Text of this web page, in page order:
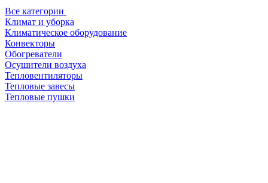
Все категории
Климат и уборка
Климатическое оборудование
Конвекторы
Обогреватели
Осушители воздуха
Тепловентиляторы
Тепловые завесы
Тепловые пушки